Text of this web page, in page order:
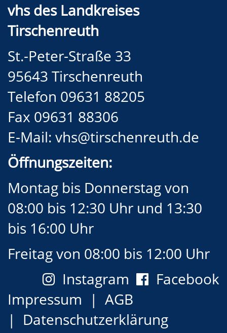
vhs des Landkreises
Tirschenreuth
St.-Peter-Straße 33
95643 Tirschenreuth
Telefon 09631 88205
Fax 09631 88306
E-Mail: vhs@tirschenreuth.de
Öffnungszeiten:
Montag bis Donnerstag von
08:00 bis 12:30 Uhr und 13:30
bis 16:00 Uhr
Freitag von 08:00 bis 12:00 Uhr
Facebook
Instagram
Impressum
AGB
Datenschutzerklärung